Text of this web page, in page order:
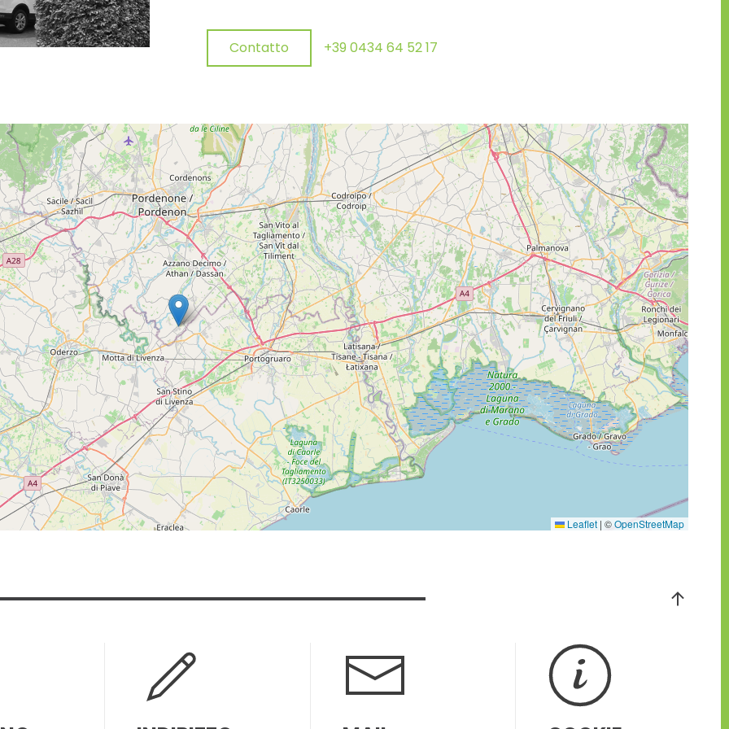
Contatto +39 0434 64 52 17
Leaflet | ©OpenStreetMap